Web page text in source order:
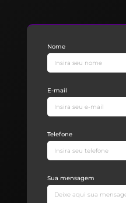
Nome
E-mail
Telefone
Sua mensagem